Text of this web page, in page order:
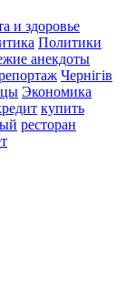
и здоровье
Политики
анекдоты
Чернігів
Экономика
купить
ресторан